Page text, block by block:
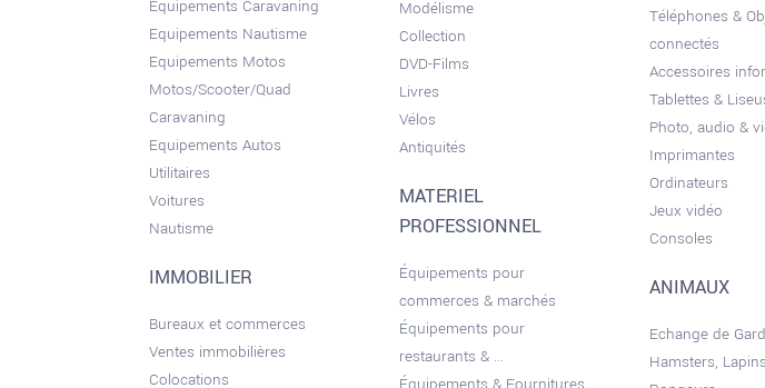
Equipements Caravaning
Equipements Nautisme
Equipements Motos
Motos/Scooter/Quad
Caravaning
Equipements Autos
Utilitaires
Voitures
Nautisme
IMMOBILIER
Bureaux et commerces
Ventes immobilières
Colocations
Modélisme
Collection
DVD-Films
Livres
Vélos
Antiquités
MATERIEL
PROFESSIONNEL
Équipements pour
commerces & marchés
Équipements pour
restaurants & ...
Téléphones &
connectés
Accessoires
Tablettes &
Photo, audio &
Imprimantes
Ordinateurs
Jeux vidéo
Consoles
ANIMAUX
Echange de
Hamsters,